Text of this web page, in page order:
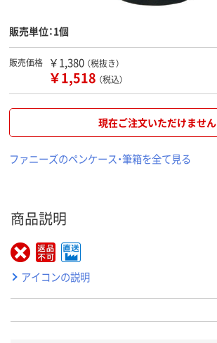
販売単位：1個
販売価格 ￥1,380 （税抜き）
￥1,518 （税込）
現在ご注文いただけません
ファニーズのペンケース・筆箱を全て見る
商品説明
アイコンの説明